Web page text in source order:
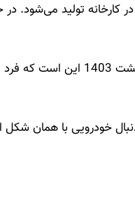
قیمت 504 میلیون و 695 هزار تومان در
یکی از شرایط فروش اقساطی 207 دنده ای
206 سوار بوده‌اند و حالا دنبال